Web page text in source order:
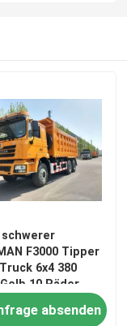
schwerer
F3000 Tipper
6x4 380
10 Räder
absenden